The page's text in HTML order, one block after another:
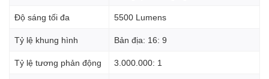
Độ sáng tối đa 5500 Lumens
Tỷ lệ khung hình Bản địa: 16: 9
Tỷ lệ tương phản động 3 000.000: 1